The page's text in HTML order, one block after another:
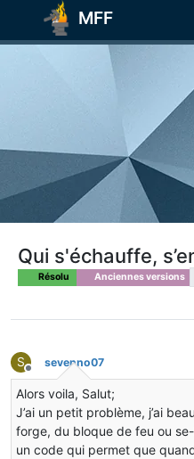
MFF
Qui s'échauffe,
Résolu Anciennes versions
S
Hors-ligne
sevenno07
Alors voila, Salut;
J’ai un petit problème, j’ai
forge, du bloque de feu ou
un code qui permet que